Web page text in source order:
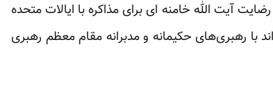
آیت الله خامنه ای برای مذاکره با ایالات متحده
با رهبری‌های حکیمانه و مدبرانه مقام معظم رهبری